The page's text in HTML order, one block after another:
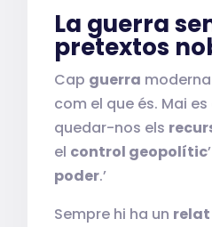
La guerra
pretextos
Cap guerra
com el que és. Mai es
quedar-nos els
el control geopolític
poder.’
Sempre hi ha un